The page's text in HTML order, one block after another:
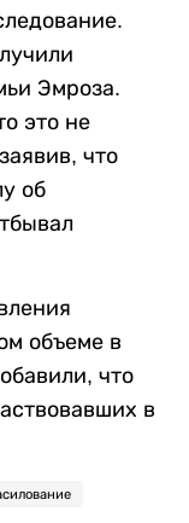
Эмроза.
это не
что
об
объеме в
что
в